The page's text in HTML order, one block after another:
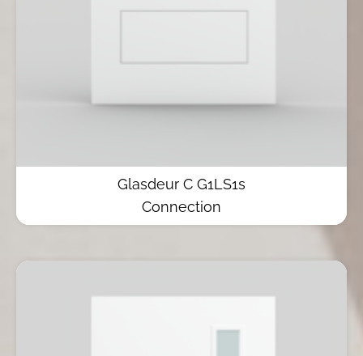
Glasdeur C G1LS1s
Connection